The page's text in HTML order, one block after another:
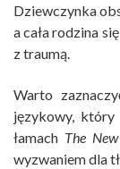
Dziewczynka
a cała rodzina
z traumą.
Warto
językowy,
łamach The
wyzwaniem dla